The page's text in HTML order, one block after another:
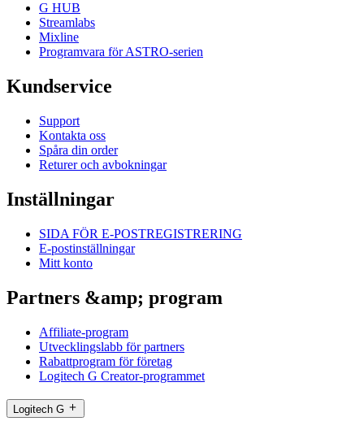
G HUB
Streamlabs
Mixline
Programvara för ASTRO-serien
Kundservice
Support
Kontakta oss
Spåra din order
Returer och avbokningar
Inställningar
SIDA FÖR E-POSTREGISTRERING
E-postinställningar
Mitt konto
Partners &amp; program
Affiliate-program
Utvecklingslabb för partners
Rabattprogram för företag
Logitech G Creator-programmet
Logitech G